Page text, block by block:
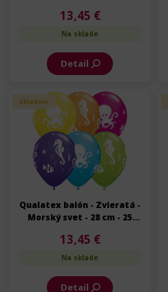
13,45 €
Na sklade
Detail
Skladom
Qualatex balón - Zvieratá -
Morský svet - 28 cm - 25
13,45 €
Na sklade
Detail